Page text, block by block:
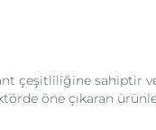
çeşitliliğine sahiptir
öne çıkaran